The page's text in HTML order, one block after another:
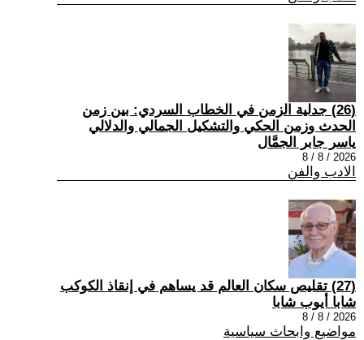
(26) جدلية الزمن في الخطاب السردي: بين زمن
الحدث وزمن الحكي والتشكيل الجمالي والدلالي
ياسر جابر الجمَّال
2026 / 8 / 8
الادب والفن
(27) تقليص سكان العالم قد يساهم في إنقاذ الكوكب
شابا أيوب شابا
2026 / 8 / 8
مواضيع وابحاث سياسية